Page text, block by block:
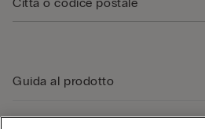
Guida al prodotto